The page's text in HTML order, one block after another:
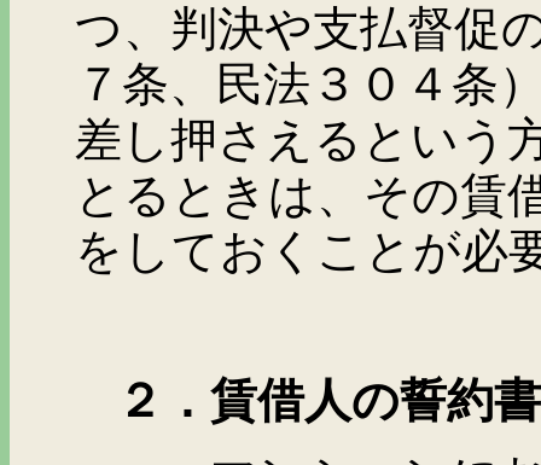
つ、判決や支払督促
７条、民法３０４条
差し押さえるという
とるときは、その賃
をしておくことが必
２．賃借人の誓約書